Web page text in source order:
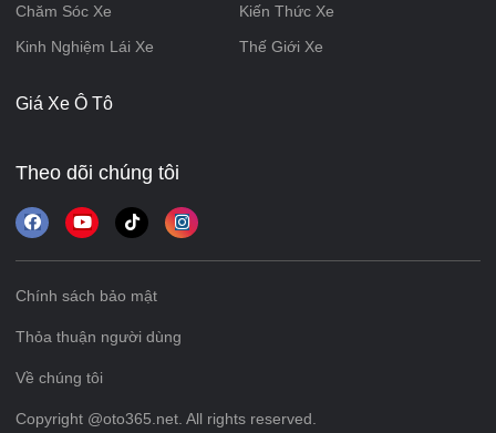
Chăm Sóc Xe
Kinh Nghiệm Lái Xe
Kiến Thức Xe
Thế Giới Xe
Giá Xe Ô Tô
Theo dõi chúng tôi
Chính sách bảo mật
Thỏa thuận người dùng
Về chúng tôi
Copyright @oto365.net. All rights reserved.